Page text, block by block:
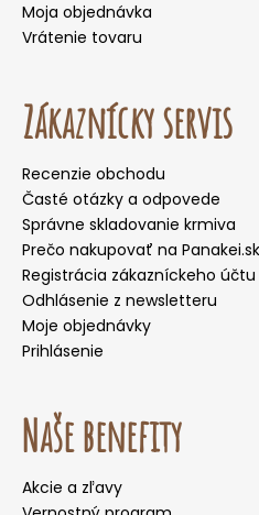
Moja objednávka
Vrátenie tovaru
Zákaznícky servis
Recenzie obchodu
Časté otázky a odpovede
Správne skladovanie krmiva
Prečo nakupovať na
Registrácia zákazníckeho účtu
Odhlásenie z newsletteru
Moje objednávky
Prihlásenie
Naše benefity
Akcie a zľavy